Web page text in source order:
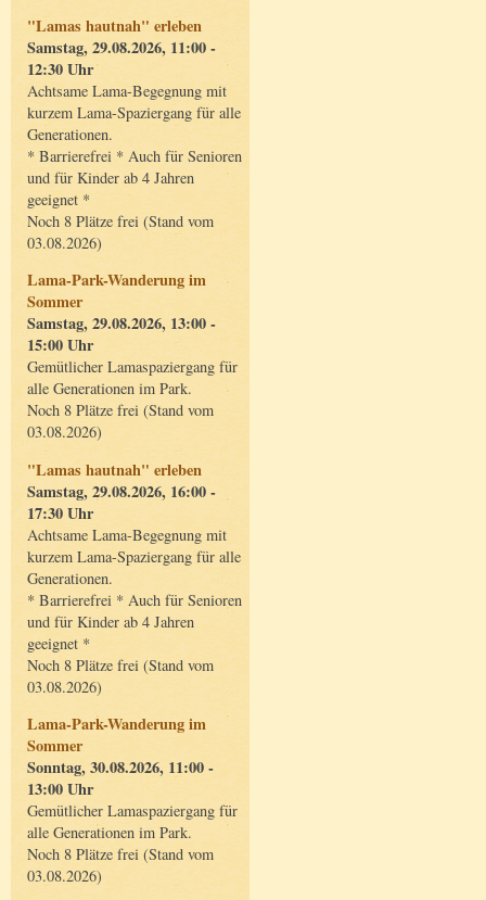
"Lamas hautnah" erleben
Samstag, 29.08.2026, 11:00 -
12:30 Uhr
Achtsame Lama-Begegnung mit
kurzem Lama-Spaziergang für alle
Generationen.
* Barrierefrei * Auch für Senioren
und für Kinder ab 4 Jahren
geeignet *
Noch 8 Plätze frei (Stand vom
03.08.2026)
Lama-Park-Wanderung im
Sommer
Samstag, 29.08.2026, 13:00 -
15:00 Uhr
Gemütlicher Lamaspaziergang für
alle Generationen im Park.
Noch 8 Plätze frei (Stand vom
03.08.2026)
"Lamas hautnah" erleben
Samstag, 29.08.2026, 16:00 -
17:30 Uhr
Achtsame Lama-Begegnung mit
kurzem Lama-Spaziergang für alle
Generationen.
* Barrierefrei * Auch für Senioren
und für Kinder ab 4 Jahren
geeignet *
Noch 8 Plätze frei (Stand vom
03.08.2026)
Lama-Park-Wanderung im
Sommer
Sonntag, 30.08.2026, 11:00 -
13:00 Uhr
Gemütlicher Lamaspaziergang für
alle Generationen im Park.
Noch 8 Plätze frei (Stand vom
03.08.2026)